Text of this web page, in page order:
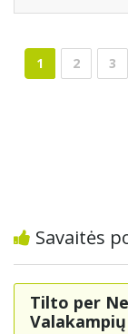
1 2 3
Savaitės
Tilto per